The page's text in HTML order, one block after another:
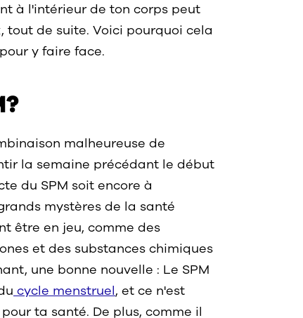
à l'intérieur de ton corps peut
tout de suite. Voici pourquoi cela
y faire face.
malheureuse de
la semaine précédant le début
du SPM soit encore à
mystères de la santé
être en jeu, comme des
et des substances chimiques
une bonne nouvelle : Le SPM
cycle menstruel, et ce n'est
ta santé. De plus, comme il